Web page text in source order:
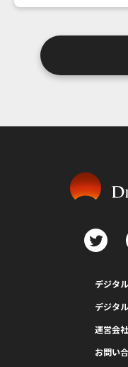
デジタ
デジタ
運営会社
お問い